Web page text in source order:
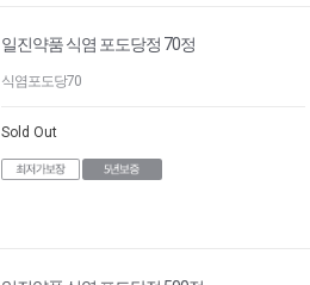
일진약품 식염 포도당정 70정
식염포도당70
Sold Out